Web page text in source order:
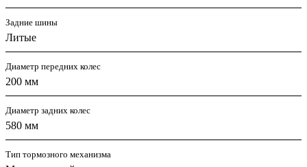
Задние шины
Литые
Диаметр передних колес
200 мм
Диаметр задних колес
580 мм
Тип тормозного механизма